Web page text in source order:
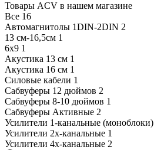
Товары ACV в нашем магазине
Все 16
Автомагнитолы 1DIN-2DIN 2
13 см-16,5см 1
6х9 1
Акустика 13 см 1
Акустика 16 см 1
Силовые кабели 1
Сабвуферы 12 дюймов 2
Сабвуферы 8-10 дюймов 1
Сабвуферы Активные 2
Усилители 1-канальные (моноблоки)
Усилители 2х-канальные 1
Усилители 4х-канальные 2